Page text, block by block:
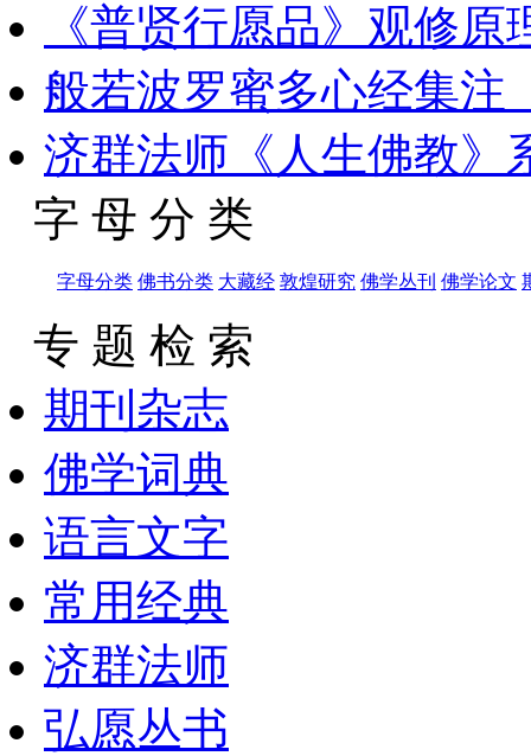
《普贤行愿品》观修原
般若波罗蜜多心经集注
济群法师《人生佛教》
字 母 分 类
字母分类 佛书分类 大藏经 敦煌研究 佛学丛刊 佛学论文
专 题 检 索
期刊杂志
佛学词典
语言文字
常用经典
济群法师
弘愿丛书